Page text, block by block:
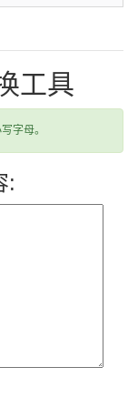
工具
字母。
: